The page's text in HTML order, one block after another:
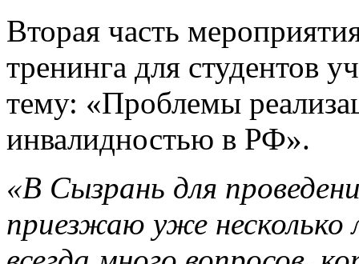
Вторая часть
тренинга для студентов
тему: «Проблемы
инвалидностью в РФ».
«В Сызрань для
приезжаю уже несколько